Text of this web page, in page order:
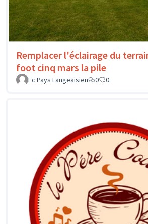
Remplacer l'éclairage du
foot cinq mars la pile
Fc Pays Langeaisien
0 0